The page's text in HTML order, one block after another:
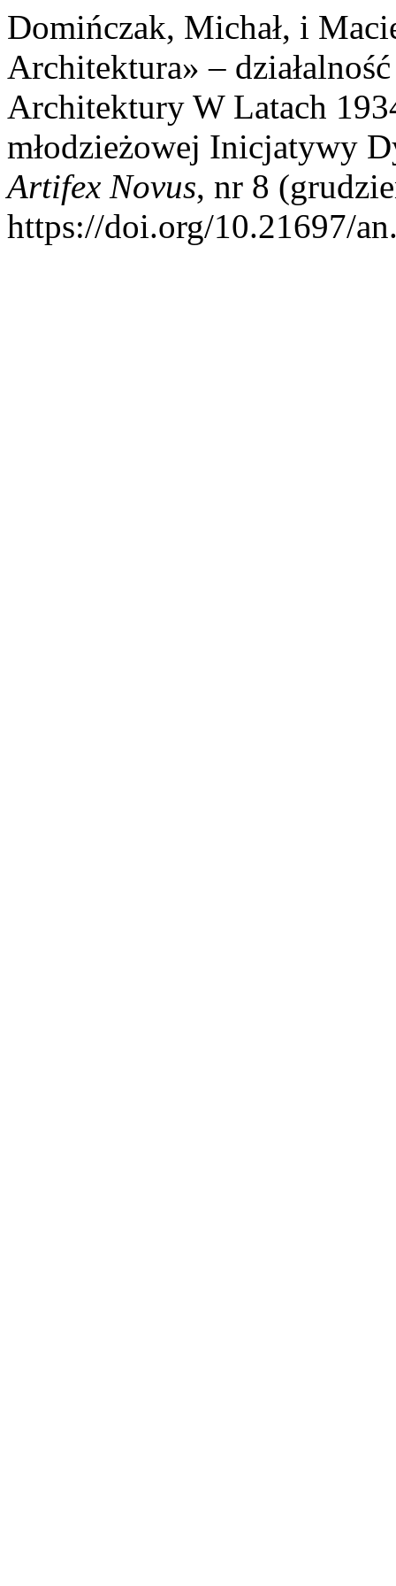
Domińczak, Michał, i
Architektura» –
Architektury W Latach
młodzieżowej Inicjatywy
Artifex Novus, nr 8
https://doi.org/10.21697/